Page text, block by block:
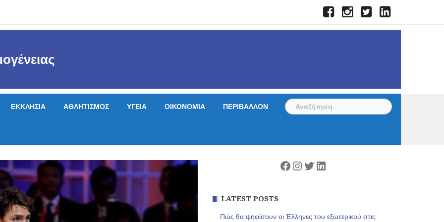
FacebookInstagramTwitterLinkedIn
ΕΚΚΛΗΣΙΑ ΑΘΛΗΤΙΣΜΟΣ ΥΓΕΙΑ ΟΙΚΟΝΟΜΙΑ ΠΕΡΙΒΑΛΛΟΝ
Αναζήτηση
για:
Facebook
Instagram
Twitter
Linkedin
LATEST POSTS
Πώς θα ψηφίσουν οι Έλληνες του εξωτερικού στις